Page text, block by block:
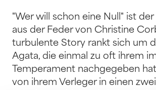
"Wer will schon eine Null" ist
aus der Feder von Christine
turbulente Story rankt sich um
Agata, die einmal zu oft ihrem
Temperament nachgegeben
von ihrem Verleger in einen